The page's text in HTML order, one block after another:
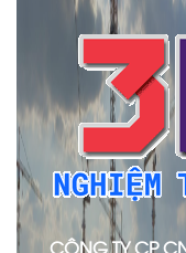
CÔNG TY CP